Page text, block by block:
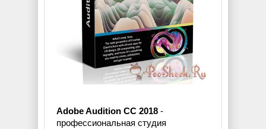
Adobe Audition CC 2018 -
профессиональная студия